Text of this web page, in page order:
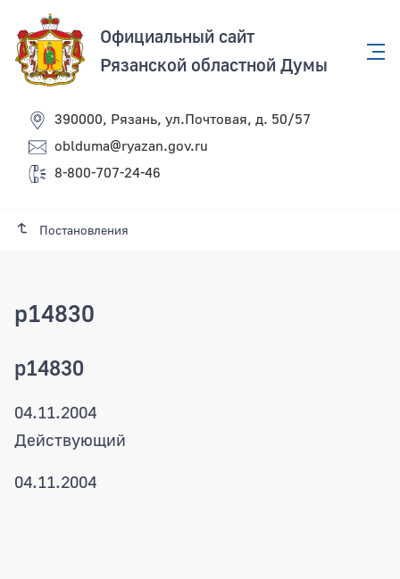
Официальный сайт
Рязанской областной Думы
390000, Рязань, ул.Почтовая, д. 50/57
oblduma@ryazan.gov.ru
8-800-707-24-46
Постановления
p14830
p14830
04.11.2004
Действующий
04.11.2004